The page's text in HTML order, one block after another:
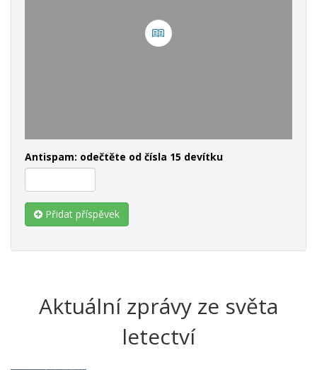
Antispam: odečtěte od čísla 15 devítku
Přidat příspěvek
Aktuální zprávy ze světa
letectví